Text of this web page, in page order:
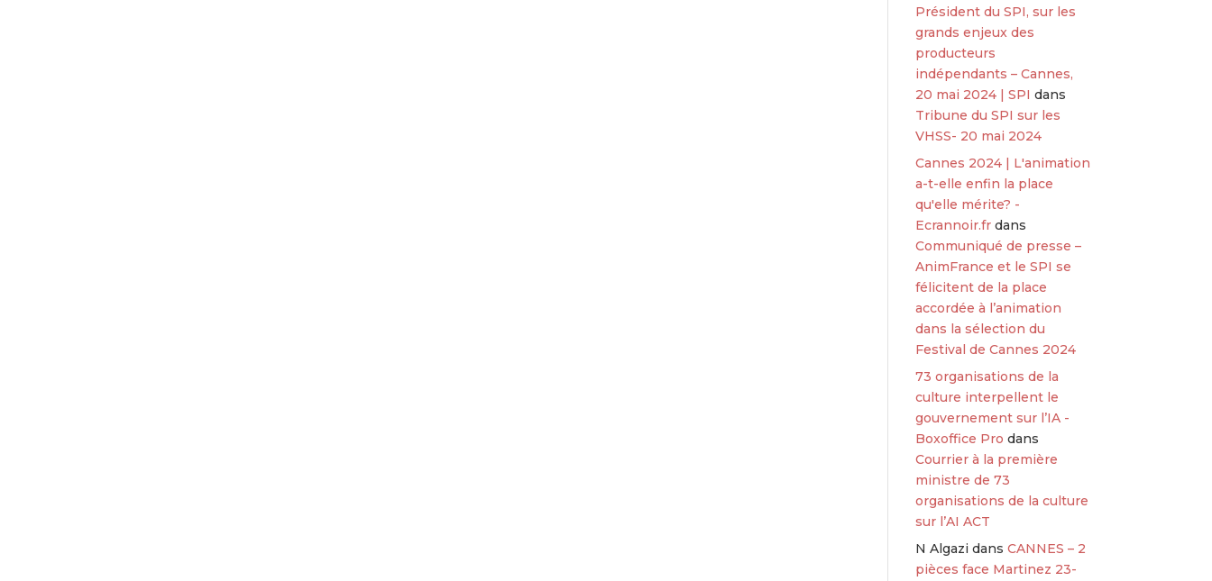
Président du SPI, sur les
grands enjeux des
producteurs
indépendants – Cannes,
20 mai 2024 | SPI dans
Tribune du SPI sur les
VHSS- 20 mai 2024
Cannes 2024 | L'animation
a-t-elle enfin la place
qu'elle mérite? -
Ecrannoir.fr dans
Communiqué de presse –
AnimFrance et le SPI se
félicitent de la place
accordée à l’animation
dans la sélection du
Festival de Cannes 2024
73 organisations de la
culture interpellent le
gouvernement sur l’IA -
Boxoffice Pro dans
Courrier à la première
ministre de 73
organisations de la culture
sur l’AI ACT
N Algazi dansCANNES – 2
pièces face Martinez 23-